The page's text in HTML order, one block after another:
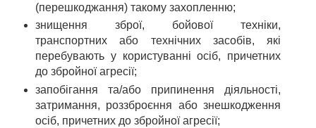
(перешкоджання) такому захопленню;
знищення зброї, бойової техніки,
транспортних або технічних засобів, які
перебувають у користуванні осіб, причетних
до збройної агресії;
запобігання та/або припинення діяльності,
затримання, роззброєння або знешкодження
осіб, причетних до збройної агресії;